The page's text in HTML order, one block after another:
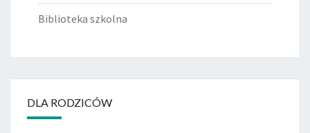
Biblioteka szkolna
DLA RODZICÓW